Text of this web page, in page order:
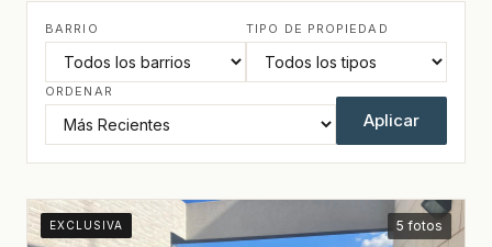
BARRIO TIPO DE PROPIEDAD
ORDENAR
Aplicar
EXCLUSIVA 5 fotos